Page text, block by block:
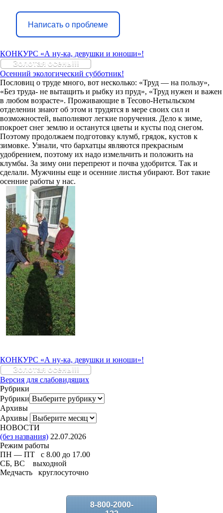
Написать о проблеме
КОНКУРС «А ну-ка, девушки и юноши»!
Золотая осень!!!
Осенний экологический субботник!
Пословиц о труде много, вот несколько: «Труд — на пользу»,
«Без труда- не вытащить и рыбку из пруд», «Труд нужен и важен
в любом возрасте». Проживающие в Тесово-Нетыльском
отделении знают об этом и трудятся в мере своих сил и
возможностей, выполняют легкие поручения. Дело к зиме,
покроет снег землю и останутся цветы и кусты под снегом.
Поэтому продолжаем подготовку клумб, грядок, кустов к
зимовке. Узнали, что бархатцы являются прекрасным
удобрением, поэтому их надо измельчить и положить на
клумбы. За зиму они перепреют и почва удобрится. Так и
сделали. Мужчины еще и осенние листья убирают. Вот такие
осенние работы у нас.
КОНКУРС «А ну-ка, девушки и юноши»!
Золотая осень!!!
Версия для слабовидящих
Рубрики
Рубрики
Архивы
Архивы
НОВОСТИ
(без названия) 22.07.2026
Режим работы
ПН — ПТ с 8.00 до 17.00
СБ, ВС выходной
Медчасть круглосуточно
8-800-2000-